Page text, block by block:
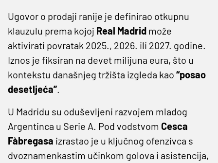
Ugovor o prodaji ranije je definirao otkupnu
klauzulu prema kojoj Real Madrid može
aktivirati povratak 2025., 2026. ili 2027. godine.
Iznos je fiksiran na devet milijuna eura, što u
kontekstu današnjeg tržišta izgleda kao “posao
desetljeća”.
U Madridu su oduševljeni razvojem mladog
Argentinca u Serie A. Pod vodstvom Cesca
Fàbregasa izrastao je u ključnog ofenzivca s
dvoznamenkastim učinkom golova i asistencija,